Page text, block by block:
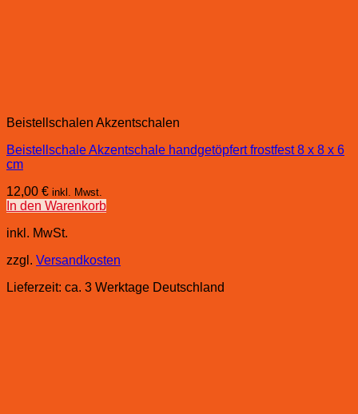
Beistellschalen Akzentschalen
Beistellschale Akzentschale handgetöpfert frostfest 8 x 8 x 6
cm
12,00 € inkl. Mwst.
In den Warenkorb
inkl. MwSt.
zzgl. Versandkosten
Lieferzeit: ca. 3 Werktage Deutschland